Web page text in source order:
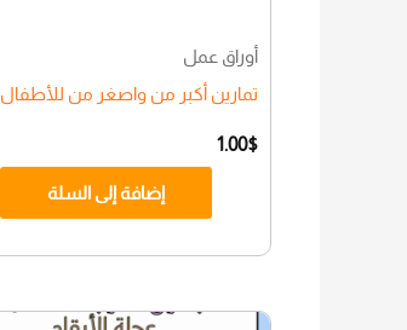
أوراق عمل
تمارين أكبر من واصغر من للأطفال PDF
1.00$
إضافة إلى السلة